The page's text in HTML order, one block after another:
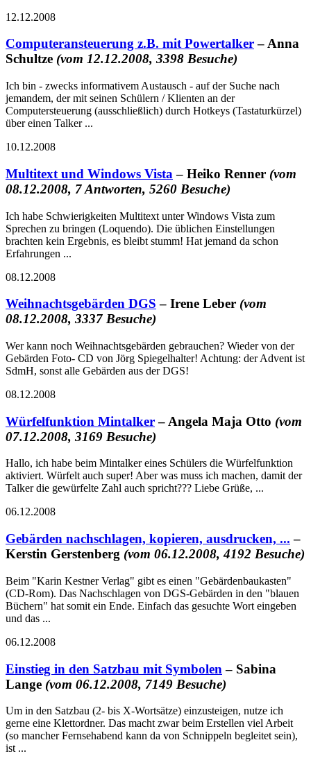
12.12.2008
Computeransteuerung z.B. mit Powertalker– Anna
Schultze (vom 12.12.2008, 3398 Besuche)
Ich bin - zwecks informativem Austausch - auf der Suche nach
jemandem, der mit seinen Schülern / Klienten an der
Computersteuerung (ausschließlich) durch Hotkeys (Tastaturkürzel)
über einen Talker ...
10.12.2008
Multitext und Windows Vista – Heiko Renner (vom
08.12.2008, 7 Antworten, 5260 Besuche)
Ich habe Schwierigkeiten Multitext unter Windows Vista zum
Sprechen zu bringen (Loquendo). Die üblichen Einstellungen
brachten kein Ergebnis, es bleibt stumm! Hat jemand da schon
Erfahrungen ...
08.12.2008
Weihnachtsgebärden DGS – Irene Leber (vom
08.12.2008, 3337 Besuche)
Wer kann noch Weihnachtsgebärden gebrauchen? Wieder von der
Gebärden Foto- CD von Jörg Spiegelhalter! Achtung: der Advent ist
SdmH, sonst alle Gebärden aus der DGS!
08.12.2008
Würfelfunktion Mintalker– Angela Maja Otto (vom
07.12.2008, 3169 Besuche)
Hallo, ich habe beim Mintalker eines Schülers die Würfelfunktion
aktiviert. Würfelt auch super! Aber was muss ich machen, damit der
Talker die gewürfelte Zahl auch spricht??? Liebe Grüße, ...
06.12.2008
Gebärden nachschlagen, kopieren, ausdrucken, ... –
Kerstin Gerstenberg (vom 06.12.2008, 4192 Besuche)
Beim "Karin Kestner Verlag" gibt es einen "Gebärdenbaukasten"
(CD-Rom). Das Nachschlagen von DGS-Gebärden in den "blauen
Büchern" hat somit ein Ende. Einfach das gesuchte Wort eingeben
und das ...
06.12.2008
Einstieg in den Satzbau mit Symbolen – Sabina
Lange (vom 06.12.2008, 7149 Besuche)
Um in den Satzbau (2- bis X-Wortsätze) einzusteigen, nutze ich
gerne eine Klettordner. Das macht zwar beim Erstellen viel Arbeit
(so mancher Fernsehabend kann da von Schnippeln begleitet sein),
ist ...